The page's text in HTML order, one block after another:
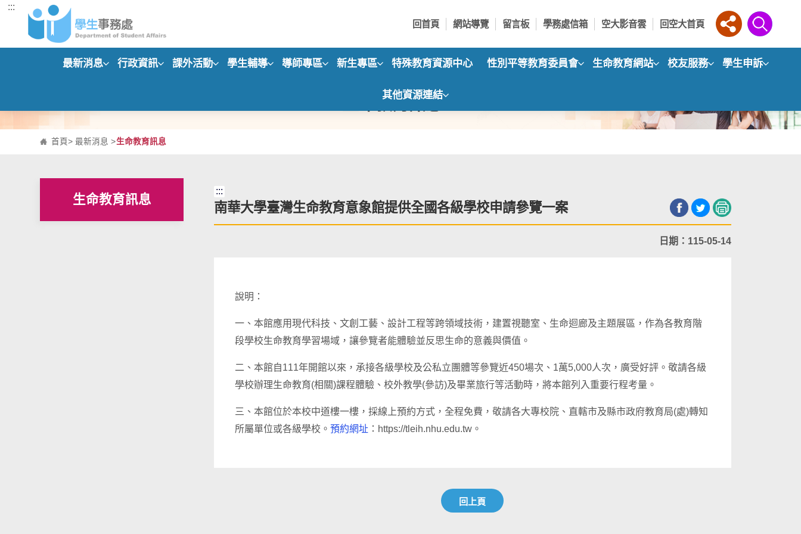
跳到主要內容區塊
:::
回首頁
網站導覽 留言板 學務處信箱 空大影音雲 回空大首頁
最新消息 行政資訊 課外活動 學生輔導 導師專區 新生專區 特殊教育資源中心 性別平等教育委員會 生命教育網站 校友服務 學生申訴
其他資源連結
生命教育訊息
首頁>最新消息 >生命教育訊息
生命教育訊息
:::
南華大學臺灣生命教育意象館提供全國各級學校申請參覽一案
日期：115-05-14
說明：
一、本館應用現代科技、文創工藝、設計工程等跨領域技術，建置視聽室、生命迴廊及主題展區，作為各教育階
段學校生命教育學習場域，讓參覽者能體驗並反思生命的意義與價值。
二、本館自111年開館以來，承接各級學校及公私立團體等參覽近450場次、1萬5,000人次，廣受好評。敬請各級
學校辦理生命教育(相關)課程體驗、校外教學(參訪)及畢業旅行等活動時，將本館列入重要行程考量。
三、本館位於本校中道樓一樓，採線上預約方式，全程免費，敬請各大專校院、直轄市及縣市政府教育局(處)轉知
所屬單位或各級學校。預約網址 ：https://tleih.nhu.edu.tw。
回上頁